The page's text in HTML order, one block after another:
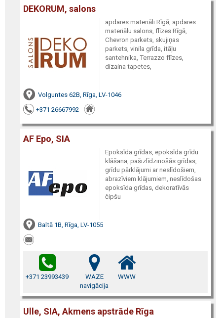
DEKORUM, salons
apdares materiāli Rīgā, apdares
materiālu salons, flīzes Rīgā,
Chevron parkets, skujiņas
parkets, vinila grīda, itāļu
santehnika, Terrazzo flīzes,
dizaina tapetes,
Volguntes 62B, Rīga, LV-1046
+371 26667992
AF Epo, SIA
Epoksīda grīdas, epoksīda grīdu
klāšana, pašizlīdzinošās grīdas,
grīdu pārklājumi ar neslīdošiem,
abrazīviem klājumiem, neslīdošas
epoksīda grīdas, dekoratīvās
čipšu
Baltā 1B, Rīga, LV-1055
+371 23993439
WAZE
navigācija
WWW
Ulle, SIA, Akmens apstrāde Rīga